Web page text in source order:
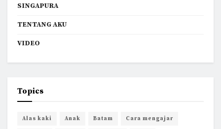
SINGAPURA
TENTANG AKU
VIDEO
Topics
Alas kaki Anak Batam Cara mengajar